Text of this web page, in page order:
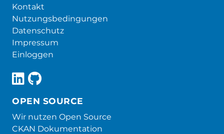
Kontakt
Nutzungsbedingungen
Datenschutz
Impressum
Einloggen
OPEN SOURCE
Wir nutzen Open Source
CKAN Dokumentation